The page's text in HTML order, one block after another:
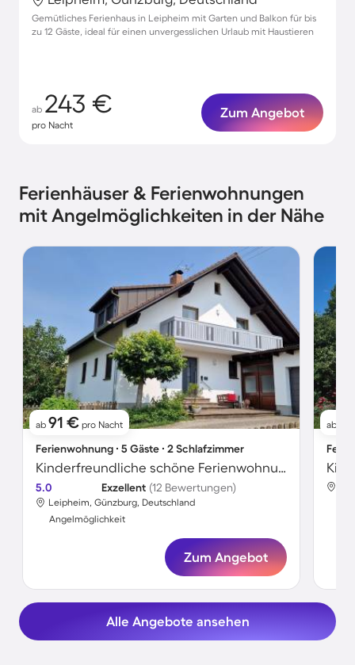
Gemütliches Ferienhaus in Leipheim mit Garten und Balkon für bis
zu 12 Gäste, ideal für einen unvergesslichen Urlaub mit Haustieren
ab 243 €
pro Nacht
Zum Angebot
Ferienhäuser & Ferienwohnungen
mit Angelmöglichkeiten in der Nähe
ab 91 € pro Nacht
Ferienwohnung ∙ 5 Gäste ∙ 2 Schlafzimmer
Kinderfreundliche schöne Ferienwohnung mit Terrasse, Grill und Garten
5.0 Exzellent (12 Bewertungen)
Leipheim, Günzburg, Deutschland
Angelmöglichkeit
Zum Angebot
ab
Alle Angebote ansehen